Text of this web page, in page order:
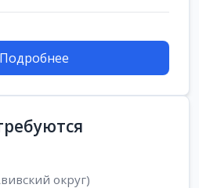
Подробнее
округ)